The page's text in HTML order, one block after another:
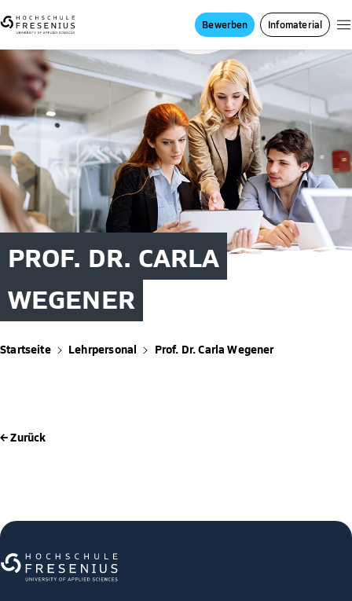
Bewerben Infomaterial
PROF. DR. CARLA
WEGENER
Startseite Lehrpersonal Prof. Dr. Carla Wegener
← Zurück